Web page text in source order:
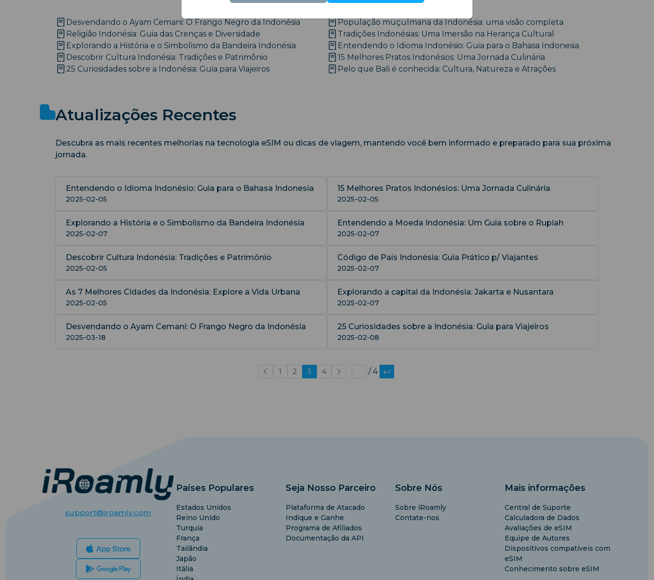
Desvendando o Ayam Cemani: O Frango Negro da Indonésia
População muçulmana da Indonésia: uma visão completa
Religião Indonésia: Guia das Crenças e Diversidade
Tradições Indonésias: Uma Imersão na Herança Cultural
Explorando a História e o Simbolismo da Bandeira Indonésia
Entendendo o Idioma Indonésio: Guia para o Bahasa Indonesia
Descobrir Cultura Indonésia: Tradições e Patrimônio
15 Melhores Pratos Indonésios: Uma Jornada Culinária
25 Curiosidades sobre a Indonésia: Guia para Viajeiros
Pelo que Bali é conhecida: Cultura, Natureza e Atrações
Atualizações Recentes
Descubra as mais recentes melhorias na tecnologia eSIM ou dicas de viagem, mantendo você bem informado e preparado para sua próxima
jornada.
Entendendo o Idioma Indonésio: Guia para o Bahasa Indonesia
2025-02-05
15 Melhores Pratos Indonésios: Uma Jornada Culinária
2025-02-05
Explorando a História e o Simbolismo da Bandeira Indonésia
2025-02-07
Entendendo a Moeda Indonésia: Um Guia sobre o Rupiah
2025-02-07
Descobrir Cultura Indonésia: Tradições e Patrimônio
2025-02-05
Código de País Indonésia: Guia Prático p/ Viajantes
2025-02-07
As 7 Melhores Cidades da Indonésia: Explore a Vida Urbana
2025-02-05
Explorando a capital da Indonésia: Jakarta e Nusantara
2025-02-07
Desvendando o Ayam Cemani: O Frango Negro da Indonésia
2025-03-18
25 Curiosidades sobre a Indonésia: Guia para Viajeiros
2025-02-08
1 2 3 4 / 4
support@iroamly.com
Países Populares
Estados Unidos
Reino Unido
Turquia
França
Tailândia
Japão
Itália
Seja Nosso Parceiro
Plataforma de Atacado
Indique e Ganhe
Programa de Afiliados
Documentação da API
Sobre Nós
Sobre iRoamly
Contate-nos
Mais informações
Central de Suporte
Calculadora de Dados
Avaliações de eSIM
Equipe de Autores
Dispositivos compatíveis com
eSIM
Conhecimento sobre eSIM